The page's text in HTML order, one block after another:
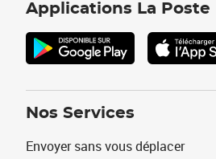
Applications La Poste
Nos Services
Envoyer sans vous déplacer